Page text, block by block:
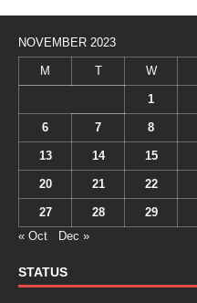
NOVEMBER 2023
M T W
1
6 7 8
13 14 15
20 21 22
27 28 29
« Oct
Dec »
STATUS